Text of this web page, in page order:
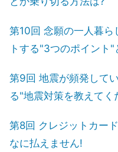
第10回 念願の一人暮
トする"3つのポイント"
第9回 地震が頻発して
る"地震対策を教えてく
第8回 クレジットカー
なに払えません!